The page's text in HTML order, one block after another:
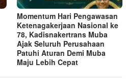
Momentum Hari Pengawasan
Ketenagakerjaan Nasional ke
78, Kadisnakertrans Muba
Ajak Seluruh Perusahaan
Patuhi Aturan Demi Muba
Maju Lebih Cepat